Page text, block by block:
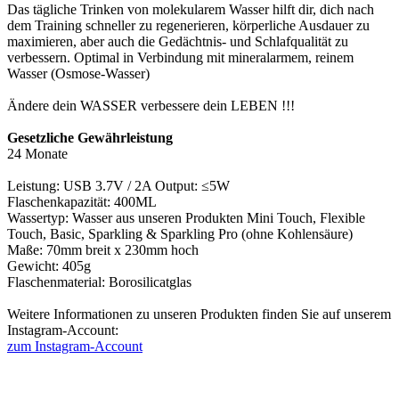
Das tägliche Trinken von molekularem Wasser hilft dir, dich nach
dem Training schneller zu regenerieren, körperliche Ausdauer zu
maximieren, aber auch die Gedächtnis- und Schlafqualität zu
verbessern. Optimal in Verbindung mit mineralarmem, reinem
Wasser (Osmose-Wasser)
Ändere dein WASSER verbessere dein LEBEN !!!
Gesetzliche Gewährleistung
24 Monate
Leistung: USB 3.7V / 2A Output: ≤5W
Flaschenkapazität: 400ML
Wassertyp: Wasser aus unseren Produkten Mini Touch, Flexible
Touch, Basic, Sparkling & Sparkling Pro (ohne Kohlensäure)
Maße: 70mm breit x 230mm hoch
Gewicht: 405g
Flaschenmaterial: Borosilicatglas
Weitere Informationen zu unseren Produkten finden Sie auf unserem
Instagram-Account:
zum Instagram-Account